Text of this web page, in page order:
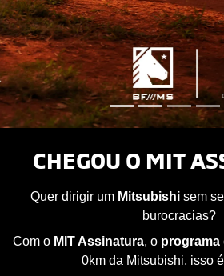
CHEGOU O MIT
Quer dirigir um Mitsubishisem
burocracias?
Com o MIT Assinatura, o
0km da Mitsubishi, isso